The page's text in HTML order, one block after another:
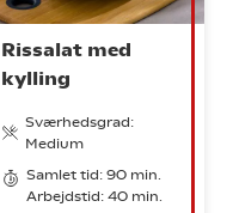
Rissalat med
kylling
Sværhedsgrad:
Medium
Samlet tid: 90 min.
Arbejdstid: 40 min.